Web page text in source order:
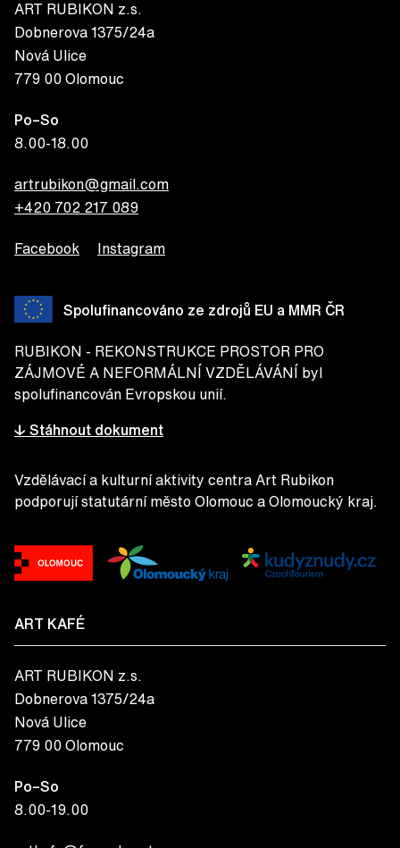
ART RUBIKON z.s.
Dobnerova 1375/24a
Nová Ulice
779 00 Olomouc
Po–So
8.00-18.00
artrubikon@gmail.com
+420 702 217 089
Facebook Instagram
Spolufinancováno ze zdrojů EU a MMR ČR
RUBIKON - REKONSTRUKCE PROSTOR PRO
ZÁJMOVÉ A NEFORMÁLNÍ VZDĚLÁVÁNÍ byl
spolufinancován Evropskou unií.
↓ Stáhnout dokument
Vzdělávací a kulturní aktivity centra Art Rubikon
podporují statutární město Olomouc a Olomoucký kraj.
ART KAFÉ
ART RUBIKON z.s.
Dobnerova 1375/24a
Nová Ulice
779 00 Olomouc
Po–So
8.00-19.00